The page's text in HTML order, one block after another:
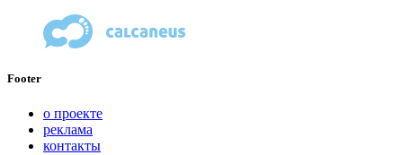
Footer
о проекте
реклама
контакты